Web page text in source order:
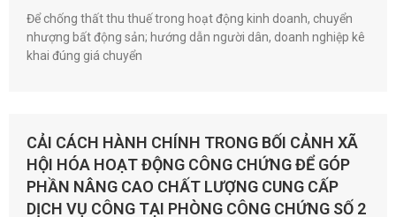
Để chống thất thu thuế trong hoạt động kinh doanh, chuyển
nhượng bất động sản; hướng dẫn người dân, doanh nghiệp kê
khai đúng giá chuyển
CẢI CÁCH HÀNH CHÍNH TRONG BỐI CẢNH XÃ
HỘI HÓA HOẠT ĐỘNG CÔNG CHỨNG ĐỂ GÓP
PHẦN NÂNG CAO CHẤT LƯỢNG CUNG CẤP
DỊCH VỤ CÔNG TẠI PHÒNG CÔNG CHỨNG SỐ 2